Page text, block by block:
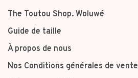
The Toutou Shop. Woluwé
Guide de taille
À propos de nous
Nos Conditions générales de vente